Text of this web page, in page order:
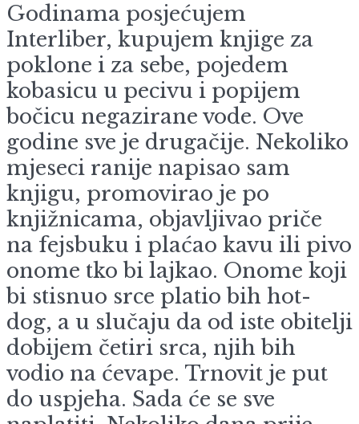
Godinama posjećujem
Interliber, kupujem knjige za
poklone i za sebe, pojedem
kobasicu u pecivu i popijem
bočicu negazirane vode. Ove
godine sve je drugačije. Nekoliko
mjeseci ranije napisao sam
knjigu, promovirao je po
knjižnicama, objavljivao priče
na fejsbuku i plaćao kavu ili pivo
onome tko bi lajkao. Onome koji
bi stisnuo srce platio bih hot-
dog, a u slučaju da od iste obitelji
dobijem četiri srca, njih bih
vodio na ćevape. Trnovit je put
do uspjeha. Sada će se sve